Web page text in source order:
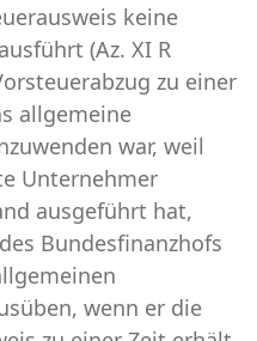
keine
(Az. XI R
zu einer
allgemeine
war, weil
Unternehmer
ausgeführt hat,
Bundesfinanzhofs
wenn er die